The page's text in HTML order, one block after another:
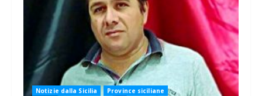
Notizie dalla Sicilia Province siciliane